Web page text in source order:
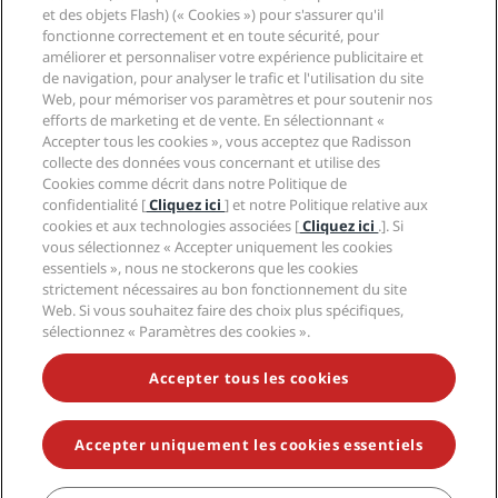
Application Radisson Hotels
Hôtels adaptés aux sportifs
Hôtels adaptés aux Familles
Santé et sécurité
Médias
Carrières RHG
Carrières PPHE
Carrières EHL
The Club by RHG
Opportunités de développement
Entreprise responsable
Approvisionnement
Centre de confidentialité
Mentions légales
Conditions générales Radisson Rewards
Contrat d’utilisation du site
Accessibilité numérique
Déclaration sur l’esclavage moderne
Aide
Avis aux consommateurs
Contact
FAQ
Plan du site
Médias sociaux
Marques Radisson Hotels
NE MANQUEZ AUCUNE DE NOS OFFRES LES PLUS
POPULAIRES
© 2026 Radisson Hotel Group.Tous droits réservés. RHG Radisson
Hotel Group, Radisson, Radisson RED, Radisson Blu, Radisson Collection,
Radisson Individuals, Park Plaza, Park Inn, Country Inn & Suites, Prize by
et des objets Flash) (« Cookies ») pour s'assurer qu'il
fonctionne correctement et en toute sécurité, pour
améliorer et personnaliser votre expérience publicitaire et
de navigation, pour analyser le trafic et l'utilisation du site
Web, pour mémoriser vos paramètres et pour soutenir nos
efforts de marketing et de vente. En sélectionnant «
Accepter tous les cookies », vous acceptez que Radisson
collecte des données vous concernant et utilise des
Cookies comme décrit dans notre Politique de
confidentialité [Cliquez ici] et notre Politique relative aux
cookies et aux technologies associées [Cliquez ici .]. Si
vous sélectionnez « Accepter uniquement les cookies
essentiels », nous ne stockerons que les cookies
strictement nécessaires au bon fonctionnement du site
Web. Si vous souhaitez faire des choix plus spécifiques,
sélectionnez « Paramètres des cookies ».
Accepter tous les cookies
Accepter uniquement les cookies essentiels